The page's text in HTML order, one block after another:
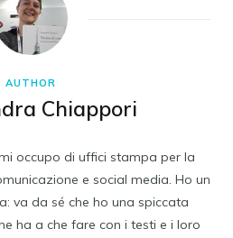
AUTHOR
Chiappori
occupo di uffici stampa per la
e social media. Ho un
va da sé che ho una spiccata
ha a che fare con i testi e i loro